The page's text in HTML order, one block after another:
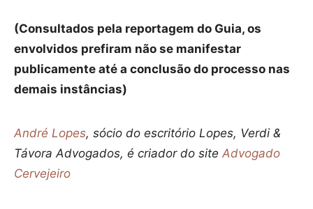
(Consultados pela reportagem do Guia, os
envolvidos prefiram não se manifestar
publicamente até a conclusão do processo nas
demais instâncias)
André Lopes, sócio do escritório Lopes, Verdi &
Távora Advogados, é criador do site Advogado
Cervejeiro